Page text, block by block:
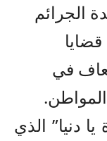
الجرائم
قضايا
نحو 6 أضعاف في
دنيا” الذي